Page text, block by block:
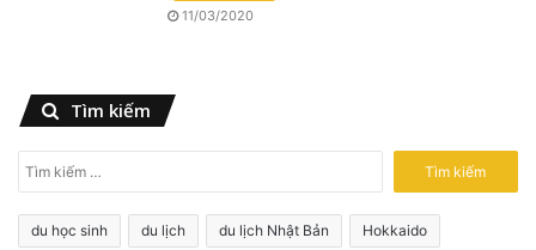
11/03/2020
Tìm kiếm
m
k
du học sinh du lịch du lịch Nhật Bản Hokkaido